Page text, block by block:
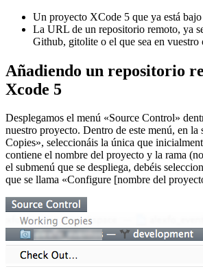
Un proyecto XCode 5 que ya está
La URL de un repositorio remoto, ya
Github, gitolite o el que sea en vuestro
Añadiendo un repositorio
Xcode 5
Desplegamos el menú «Source Control»
nuestro proyecto. Dentro de este menú, en
Copies», seleccionáis la única que
contiene el nombre del proyecto y la rama
el submenú que se despliega, debéis
que se llama «Configure [nombre del